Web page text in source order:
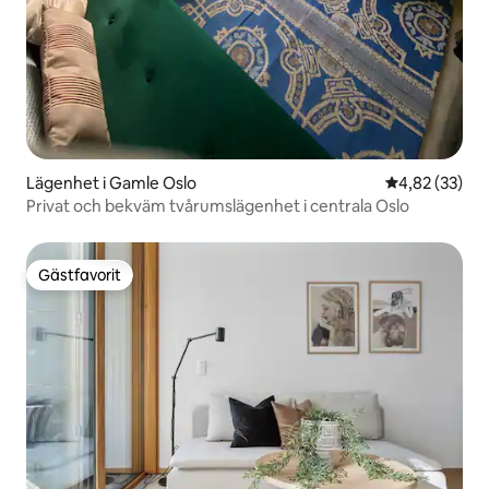
Lägenhet i Gamle Oslo 4,82 av 5 i
4,82 (33)
Privat och bekväm tvårumslägenhet i centrala Oslo
Gästfavorit
Gästfavorit